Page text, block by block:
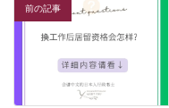
前の記事